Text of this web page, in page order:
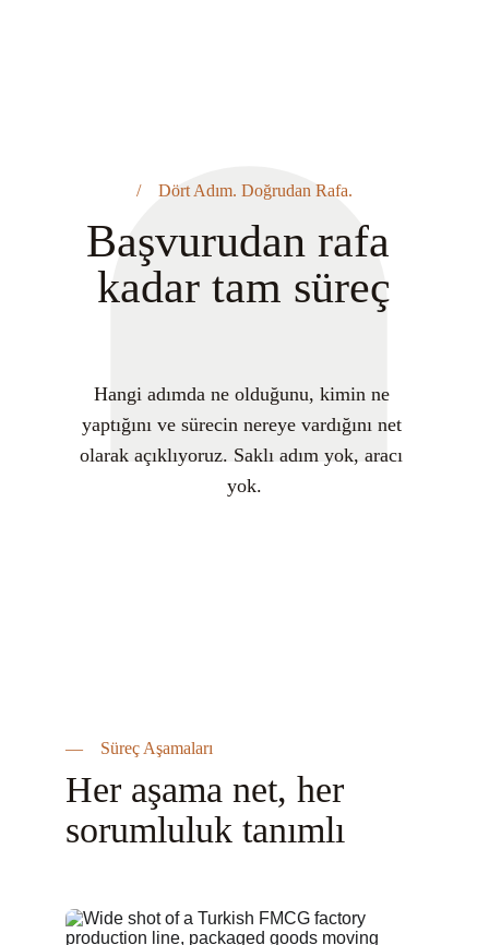
/ Dört Adım. Doğrudan Rafa.
Başvurudan rafa
kadar tam süreç
Hangi adımda ne olduğunu, kimin ne
yaptığını ve sürecin nereye vardığını net
olarak açıklıyoruz. Saklı adım yok, aracı
yok.
— Süreç Aşamaları
Her aşama net, her
sorumluluk tanımlı